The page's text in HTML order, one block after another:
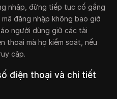
nhập, đừng tiếp tục cố gắng
đăng nhập không bao giờ
người dùng giữ các tài
thoại mà họ kiểm soát, nếu
cập.
điện thoại và chi tiết